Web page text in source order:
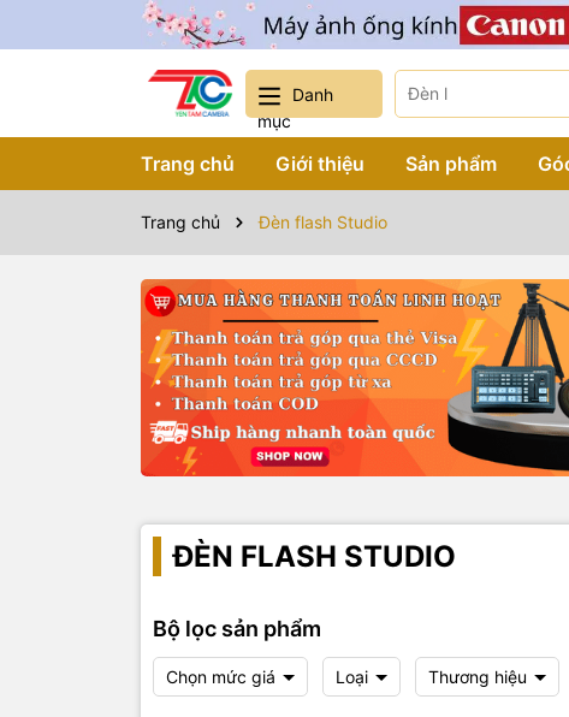
Danh
mục
Trang chủ Giới thiệu Sản phẩm
Trang chủ Đèn flash Studio
ĐÈN FLASH STUDIO
Bộ lọc sản phẩm
Chọn mức giá Loại Thương hiệu